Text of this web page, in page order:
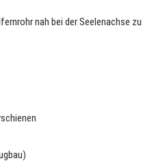
nah bei der Seelenachse zu